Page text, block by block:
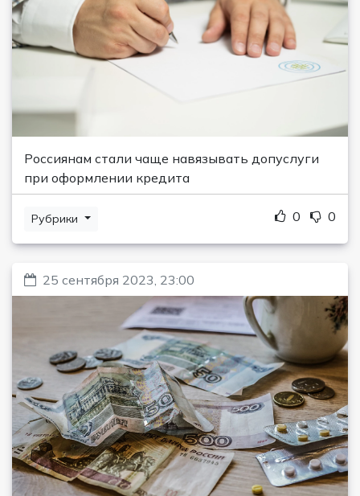
Россиянам стали чаще навязывать допуслуги
при оформлении кредита
Рубрики 0 0
25 сентября 2023, 23:00